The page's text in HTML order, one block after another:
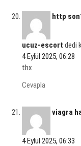
http
ucuz-escort dedi
4 Eylül 2025, 06:28
thx
Cevapla
viagra
4 Eylül 2025, 06:33